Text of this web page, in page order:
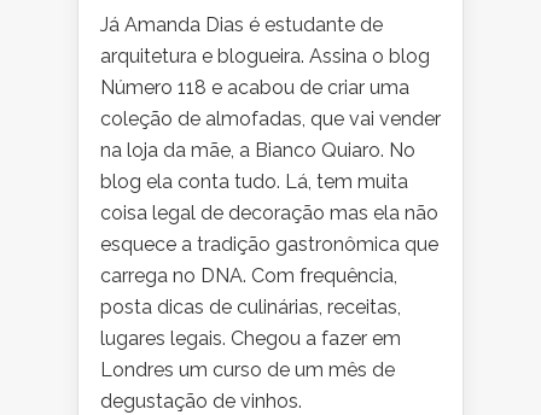
Já Amanda Dias é estudante de
arquitetura e blogueira. Assina o blog
Número 118 e acabou de criar uma
coleção de almofadas, que vai vender
na loja da mãe, a Bianco Quiaro. No
blog ela conta tudo. Lá, tem muita
coisa legal de decoração mas ela não
esquece a tradição gastronômica que
carrega no DNA. Com frequência,
posta dicas de culinárias, receitas,
lugares legais. Chegou a fazer em
Londres um curso de um mês de
degustação de vinhos.